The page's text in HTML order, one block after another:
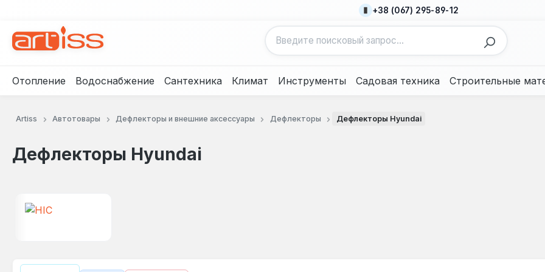
+38 (067) 295-89-12
Отопление Водоснабжение Сантехника Климат Инструменты Садовая техника Строительные
Artiss Автотовары Дефлекторы и внешние аксессуары Дефлекторы Дефлекторы Hyundai
Дефлекторы Hyundai